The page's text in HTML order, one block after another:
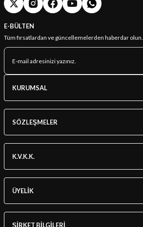
E-BÜLTEN
Tüm fırsatlardan ve güncellemelerden haberdar olun.
KURUMSAL
SÖZLEŞMELER
K.V.K.K.
ÜYELİK
ŞİRKET BİLGİLERİ